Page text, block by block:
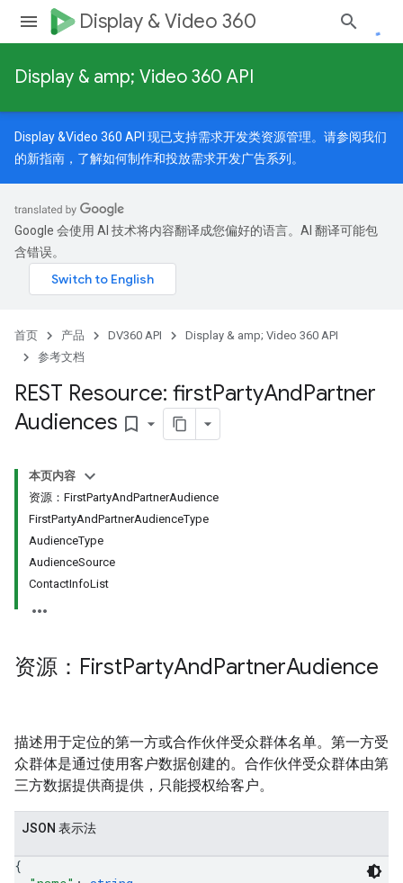
Display & Video 360
Display & amp; Video 360 API
Display &Video 360 API 现已支持需求开发类资源管理。请参阅我们
的新指南 ，了解如何制作和投放需求开发广告系列。
Google 会使用 AI 技术将内容翻译成您偏好的语言。AI 翻译可能包
含错误。
首页 产品 DV360 API
Display & amp; Video 360 API
参考文档
REST Resource: firstPartyAndPartner
Audiences bookmark_border
本页内容
资源：FirstPartyAndPartnerAudience
FirstPartyAndPartnerAudienceType
AudienceType
AudienceSource
ContactInfoList
资源：FirstPartyAndPartnerAudience
描述用于定位的第一方或合作伙伴受众群体名单。第一方受
众群体是通过使用客户数据创建的。合作伙伴受众群体由第
三方数据提供商提供，只能授权给客户。
JSON 表示法
{